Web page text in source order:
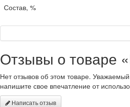
Состав, %
Отзывы о товаре
Нет отзывов об этом товаре.
напишите свое впечатление от
Написать отзыв